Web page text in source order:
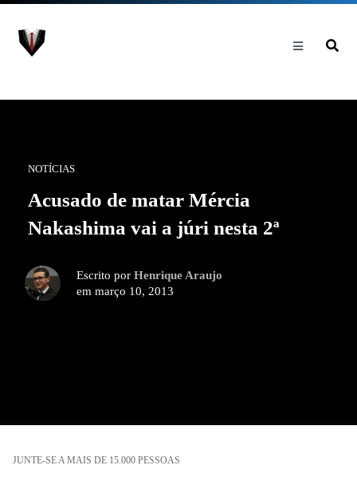
NOTÍCIAS
Acusado de matar Mércia
Nakashima vai a júri nesta 2ª
Escrito por Henrique Araujo
em março 10, 2013
JUNTE-SE A MAIS DE 15.000 PESSOAS